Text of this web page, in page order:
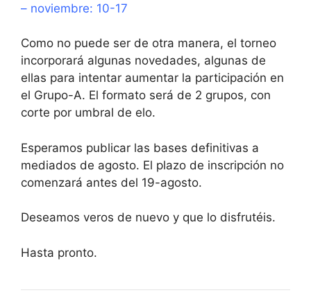
– noviembre: 10-17
Como no puede ser de otra manera, el torneo
incorporará algunas novedades, algunas de
ellas para intentar aumentar la participación en
el Grupo-A. El formato será de 2 grupos, con
corte por umbral de elo.
Esperamos publicar las bases definitivas a
mediados de agosto. El plazo de inscripción no
comenzará antes del 19-agosto.
Deseamos veros de nuevo y que lo disfrutéis.
Hasta pronto.